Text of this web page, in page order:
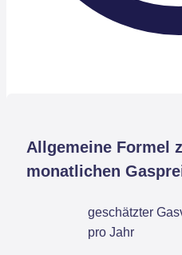
Allgemeine Formel
monatlichen
geschätzter
pro Jahr